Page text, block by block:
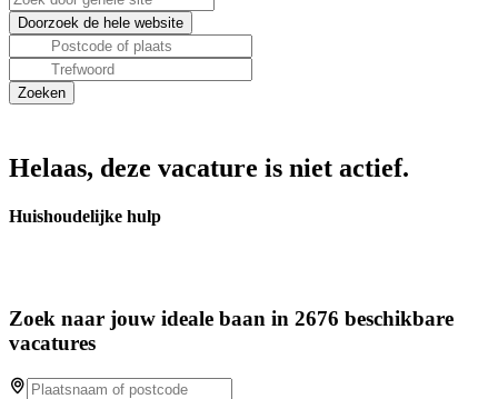
Helaas, deze vacature is niet actief.
Huishoudelijke hulp
Zoek naar jouw ideale baan in 2676 beschikbare
vacatures